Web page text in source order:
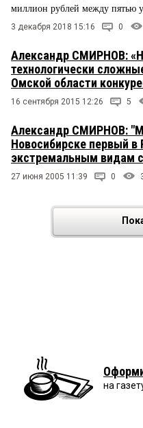
миллион рублей между пятью
3 декабря 2018 15:16 0
Александр СМИРНОВ:
технологически
Омской области
16 сентября 2015 12:26 5
Александр СМИРНОВ:
Новосибирске первый в
экстремальным видам
27 июня 2005 11:39 0
на